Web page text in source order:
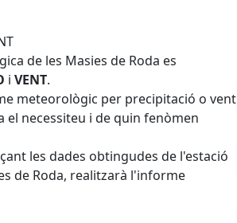
de les Masies de Roda es
i VENT.
meteorològic per precipitació o vent
el necessiteu i de quin fenòmen
les dades obtingudes de l'estació
de Roda, realitzarà l'informe